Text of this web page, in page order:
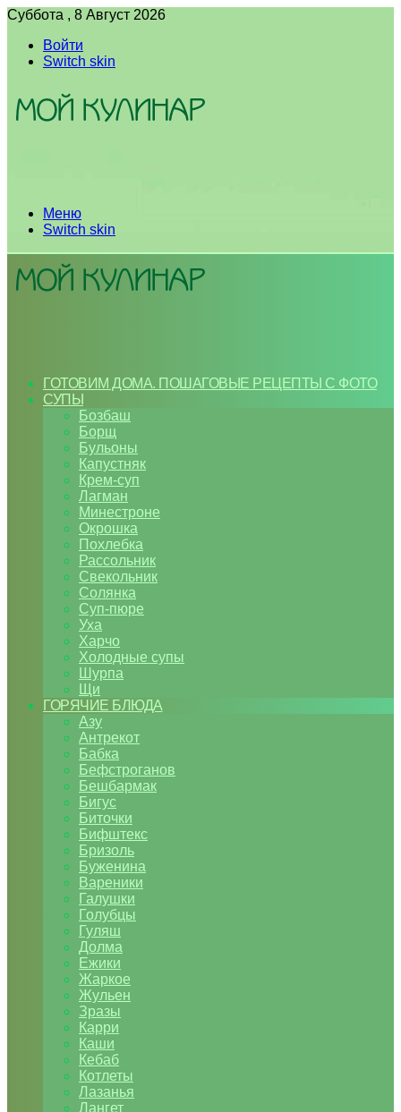
Суббота , 8 Август 2026
Войти
Switch skin
Меню
Switch skin
ГОТОВИМ ДОМА. ПОШАГОВЫЕ РЕЦЕПТЫ С ФОТО
СУПЫ
Бозбаш
Борщ
Бульоны
Капустняк
Крем-суп
Лагман
Минестроне
Окрошка
Похлебка
Рассольник
Свекольник
Солянка
Суп-пюре
Уха
Харчо
Холодные супы
Шурпа
Щи
ГОРЯЧИЕ БЛЮДА
Азу
Антрекот
Бабка
Бефстроганов
Бешбармак
Бигус
Биточки
Бифштекс
Бризоль
Буженина
Вареники
Галушки
Голубцы
Гуляш
Долма
Ежики
Жаркое
Жульен
Зразы
Карри
Каши
Кебаб
Котлеты
Лазанья
Лангет